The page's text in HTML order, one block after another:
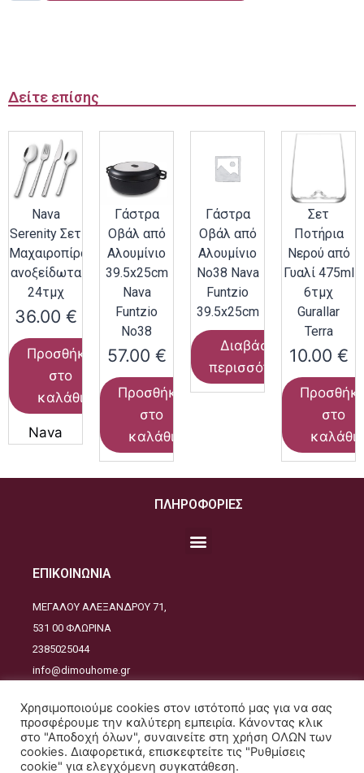
Δείτε επίσης
Nava
Serenity Σετ
Μαχαιροπίρουνα
ανοξείδωτα
24τμχ
36.00 €
Προσθήκη
στο
καλάθι
Nava
Γάστρα
Οβάλ από
Αλουμίνιο
39.5x25cm
Nava
Funtzio
Νο38
57.00 €
Προσθήκη
στο
καλάθι
Γάστρα
Οβάλ από
Αλουμίνιο
Νο38 Nava
Funtzio
39.5x25cm
Διαβάστε
περισσότερα
Σετ
Ποτήρια
Νερού από
Γυαλί 475ml
6τμχ
Gurallar
Terra
10.00 €
στο
καλάθι
ΠΛΗΡΟΦΟΡΙΕΣ
ΕΠΙΚΟΙΝΩΝΙΑ
ΜΕΓΑΛΟΥ ΑΛΕΞΑΝΔΡΟΥ 71,
531 00 ΦΛΩΡΙΝΑ
2385025044
info@dimouhome.gr
Χρησιμοποιούμε cookies στον ιστότοπό μας για να σας
προσφέρουμε την καλύτερη εμπειρία. Κάνοντας κλικ
στο "Αποδοχή όλων", συναινείτε στη χρήση ΟΛΩΝ των
cookies. Διαφορετικά, επισκεφτείτε τις "Ρυθμίσεις
cookie" για ελεγχόμενη συγκατάθεση.